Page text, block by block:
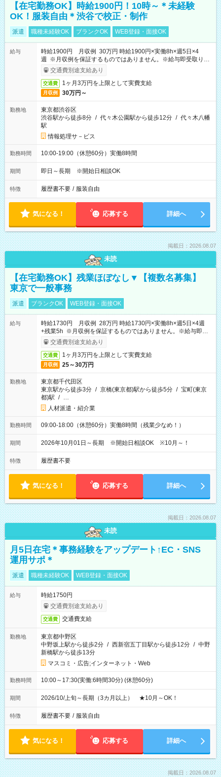
【在宅勤務OK】時給1900円！10時～＊未経験
OK！服装自由＊渋谷で校正・制作
派遣 職種未経験OK ブランクOK WEB登録・面接OK
給与
時給1900円 月収例 30万円 時給1900円×実働8h×週5日×4
週 ※月収例を保証するものではありません。※給与即受取りサ
ービス利用可（利用条件有）
交通費別途支給あり
交通費 1ヶ月3万円を上限として実費支給
月収例 30万円～
勤務地
東京都渋谷区
渋谷駅から徒歩8分 / 代々木公園駅から徒歩12分 / 代々木八幡
駅
情報処理サ－ビス
勤務時間 10:00-19:00（休憩60分）実働8時間
期間 即日～長期 ※開始日相談OK
特徴 履歴書不要 / 服装自由
気になる！ 応募する 詳細へ
掲載日：2026.08.07
未読
【在宅勤務OK】残業ほぼなし▼【複数名募集】
東京で一般事務
派遣 ブランクOK WEB登録・面接OK
給与
時給1730円 月収例 28万円 時給1730円×実働8h×週5日×4週
+残業5h ※月収例を保証するものではありません。※給与即受
取りサービス利用可（利用条件有）
交通費別途支給あり
交通費 1ヶ月3万円を上限として実費支給
月収例 25～30万円
勤務地
東京都千代田区
東京駅から徒歩3分 / 京橋(東京都)駅から徒歩5分 / 宝町(東京
都)駅 / …
人材派遣・紹介業
勤務時間 09:00-18:00（休憩60分）実働8時間（残業少なめ！）
期間 2026年10月01日～長期 ※開始日相談OK ※10月～！
特徴 履歴書不要
気になる！ 応募する 詳細へ
掲載日：2026.08.07
未読
月5日在宅＊事務経験をアップデート↑EC・SNS
運用サポ＊
派遣 職種未経験OK WEB登録・面接OK
給与
時給1750円
交通費別途支給あり
交通費 交通費支給
勤務地
東京都中野区
中野坂上駅から徒歩2分 / 西新宿五丁目駅から徒歩12分 / 中野
新橋駅から徒歩13分
マスコミ・広告;インターネット・Web
勤務時間 10:00～17:30(実働:6時間30分) (休憩60分)
期間 2026/10/上旬～長期（3カ月以上） ★10月～OK！
特徴 履歴書不要 / 服装自由
気になる！ 応募する 詳細へ
掲載日：2026.08.07